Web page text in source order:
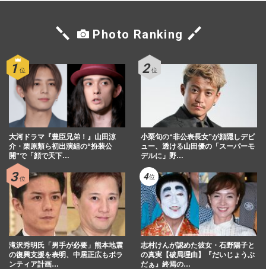
Photo Ranking
大河ドラマ『豊臣兄弟！』山田涼
介・栗原類ら初出演組の“扮装公
開”で「顔で天下…
小栗旬の“非公表長女”が顔隠しデビ
ュー、透ける山田優の「スーパーモ
デルに」野…
滝沢秀明氏「男手が必要」熊本地震
の復興支援を表明、中居正広もボラ
ンティア計画…
志村けんが認めた彼女・石野陽子と
の真実【破局理由】『だいじょうぶ
だぁ』終焉の…